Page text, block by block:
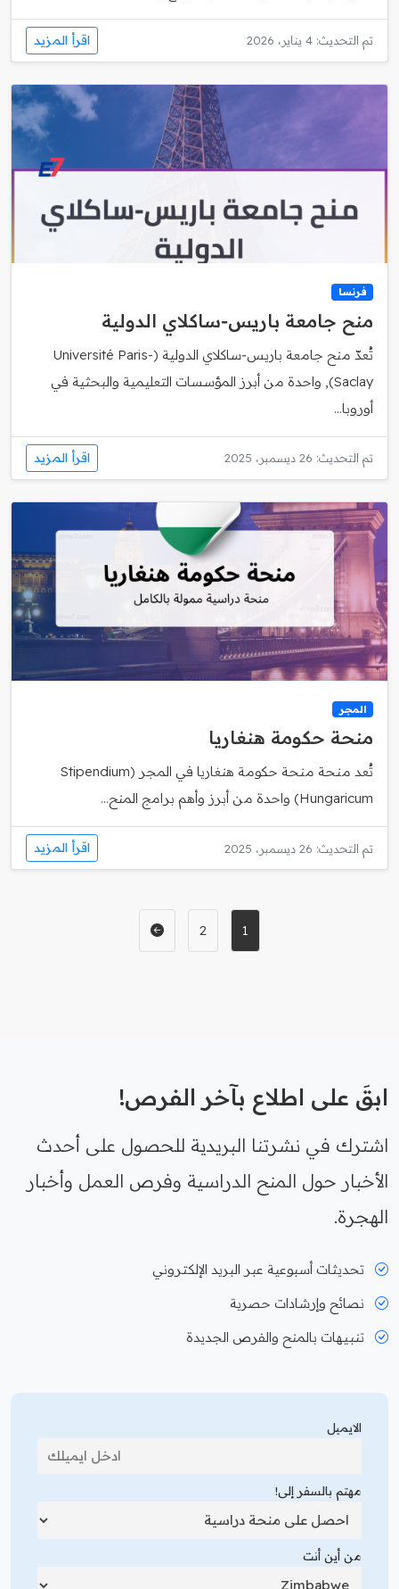
تم التحديث: 4 يناير، 2026 اقرأ المزيد
فرنسا
منح جامعة باريس‑ساكلاي الدولية
تُعدّ منح جامعة باريس‑ساكلاي الدولية (Université Paris-
Saclay), واحدة من أبرز المؤسسات التعليمية والبحثية في
أوروبا...
تم التحديث: 26 ديسمبر، 2025 اقرأ المزيد
المجر
منحة حكومة هنغاريا
تُعد منحة منحة حكومة هنغاريا في المجر (Stipendium
Hungaricum) واحدة من أبرز وأهم برامج المنح...
تم التحديث: 26 ديسمبر، 2025 اقرأ المزيد
1
2
ابقَ على اطلاع بآخر الفرص!
اشترك في نشرتنا البريدية للحصول على أحدث
الأخبار حول المنح الدراسية وفرص العمل وأخبار
الهجرة.
تحديثات أسبوعية عبر البريد الإلكتروني
نصائح وإرشادات حصرية
تنبيهات بالمنح والفرص الجديدة
الايميل
مهتم بالسفر إلى!
من أين أنت